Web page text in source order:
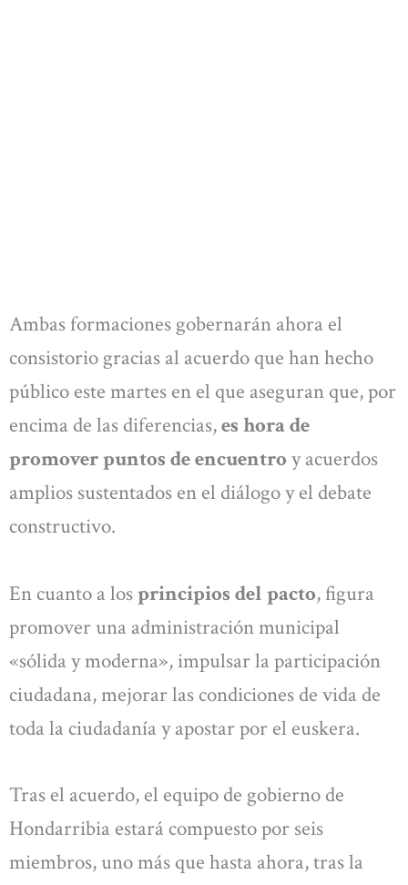
Ambas formaciones gobernarán ahora el
consistorio gracias al acuerdo que han hecho
público este martes en el que aseguran que, por
encima de las diferencias,es hora de
promover puntos de encuentro y acuerdos
amplios sustentados en el diálogo y el debate
constructivo.
En cuanto a losprincipios del pacto, figura
promover una administración municipal
«sólida y moderna», impulsar la participación
ciudadana, mejorar las condiciones de vida de
toda la ciudadanía y apostar por el euskera.
Tras el acuerdo, el equipo de gobierno de
Hondarribia estará compuesto por seis
miembros, uno más que hasta ahora, tras la